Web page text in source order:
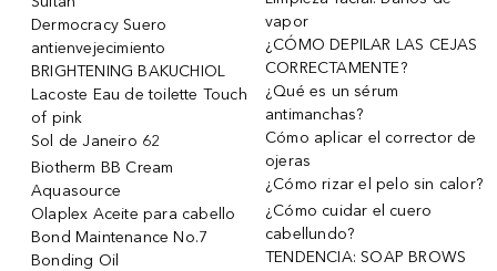
Dermocracy Suero
antienvejecimiento
BRIGHTENING BAKUCHIOL
Lacoste Eau de toilette Touch
of pink
Sol de Janeiro 62
Biotherm BB Cream
Aquasource
Olaplex Aceite para cabello
Bond Maintenance No.7
Bonding Oil
vapor
¿CÓMO DEPILAR LAS CEJAS
CORRECTAMENTE?
¿Qué es un sérum
antimanchas?
Cómo aplicar el corrector de
ojeras
¿Cómo rizar el pelo sin calor?
¿Cómo cuidar el cuero
cabellundo?
TENDENCIA: SOAP BROWS